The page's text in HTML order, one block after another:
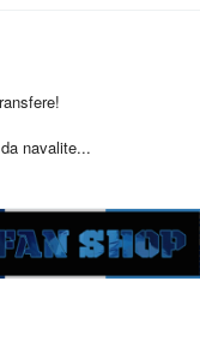
navalite...